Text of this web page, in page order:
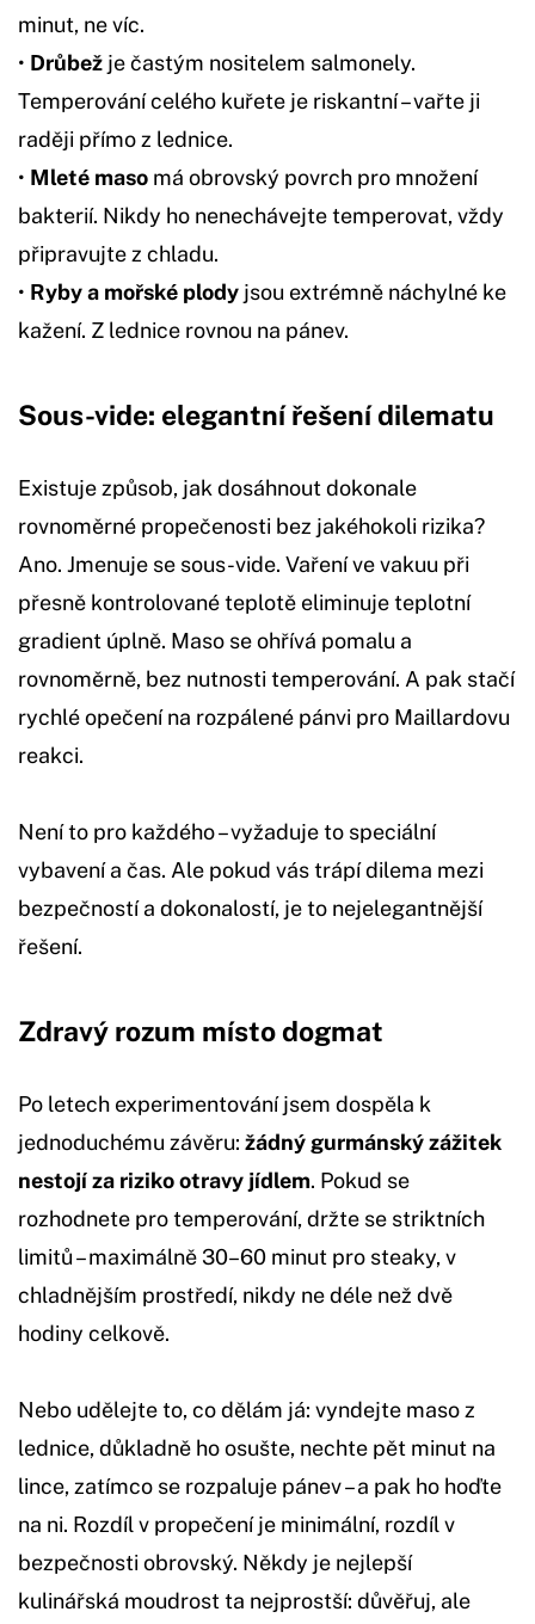
minut, ne víc.
• Drůbež je častým nositelem salmonely.
Temperování celého kuřete je riskantní – vařte ji
raději přímo z lednice.
• Mleté maso má obrovský povrch pro množení
bakterií. Nikdy ho nenechávejte temperovat, vždy
připravujte z chladu.
• Ryby a mořské plody jsou extrémně náchylné ke
kažení. Z lednice rovnou na pánev.
Sous-vide: elegantní řešení dilematu
Existuje způsob, jak dosáhnout dokonale
rovnoměrné propečenosti bez jakéhokoli rizika?
Ano. Jmenuje se sous-vide. Vaření ve vakuu při
přesně kontrolované teplotě eliminuje teplotní
gradient úplně. Maso se ohřívá pomalu a
rovnoměrně, bez nutnosti temperování. A pak stačí
rychlé opečení na rozpálené pánvi pro Maillardovu
reakci.
Není to pro každého – vyžaduje to speciální
vybavení a čas. Ale pokud vás trápí dilema mezi
bezpečností a dokonalostí, je to nejelegantnější
řešení.
Zdravý rozum místo dogmat
Po letech experimentování jsem dospěla k
jednoduchému závěru: žádný gurmánský zážitek
nestojí za riziko otravy jídlem. Pokud se
rozhodnete pro temperování, držte se striktních
limitů – maximálně 30–60 minut pro steaky, v
chladnějším prostředí, nikdy ne déle než dvě
hodiny celkově.
Nebo udělejte to, co dělám já: vyndejte maso z
lednice, důkladně ho osušte, nechte pět minut na
lince, zatímco se rozpaluje pánev – a pak ho hoďte
na ni. Rozdíl v propečení je minimální, rozdíl v
bezpečnosti obrovský. Někdy je nejlepší
kulinářská moudrost ta nejprostší: důvěřuj, ale